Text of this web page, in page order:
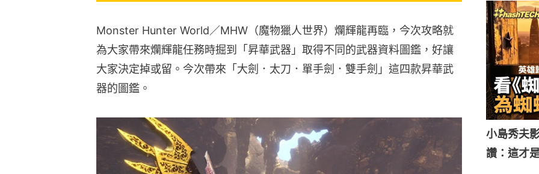
Monster Hunter World／MHW（魔物獵人世界）爛輝龍再臨，今次攻略就
為大家帶來爛輝龍任務時掘到「昇華武器」取得不同的武器資料圖鑑，好讓
大家決定掉或留。今次帶來「大劍．太刀．單手劍．雙手劍」這四款昇華武
器的圖鑑。
小島秀夫
讚：這才